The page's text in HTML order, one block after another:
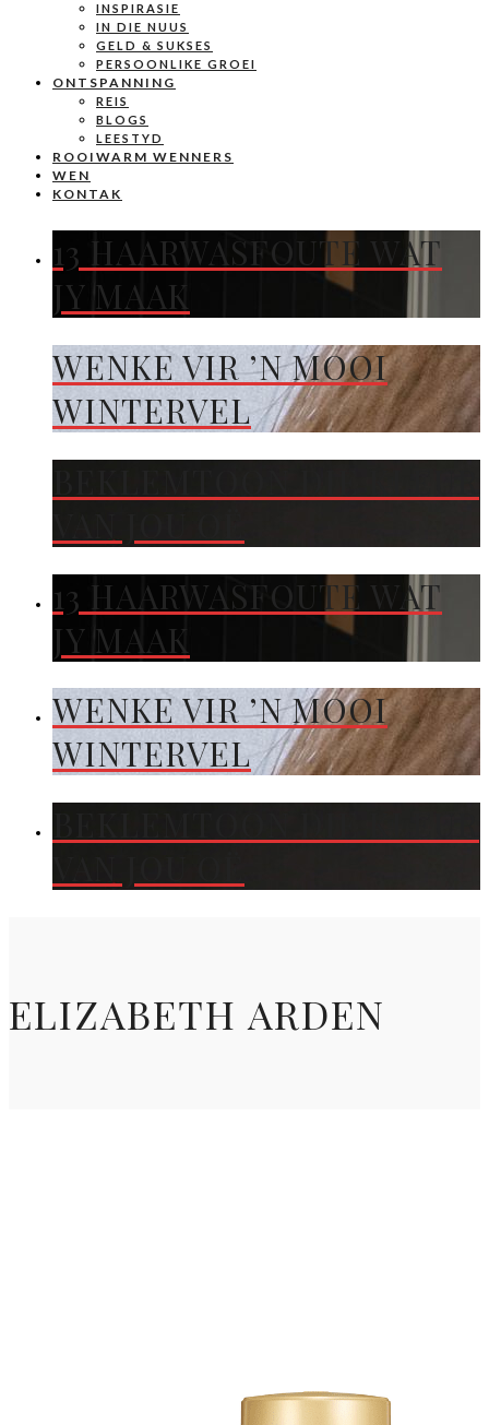
INSPIRASIE
IN DIE NUUS
GELD & SUKSES
PERSOONLIKE GROEI
ONTSPANNING
REIS
BLOGS
LEESTYD
ROOIWARM WENNERS
WEN
KONTAK
13 HAARWASFOUTE WAT
JY MAAK
WENKE VIR ’N MOOI
WINTERVEL
13 HAARWASFOUTE WAT
JY MAAK
WENKE VIR ’N MOOI
WINTERVEL
ELIZABETH ARDEN